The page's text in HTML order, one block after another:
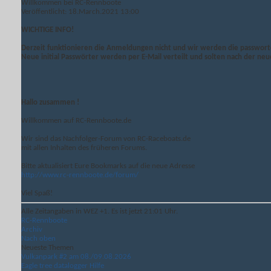
Willkommen bei RC-Rennboote
Veröffentlicht: 18.March.2021 13:00
WICHTIGE INFO!
Derzeit funktionieren die Anmeldungen nicht und wir werden die
Neue initial Passwörter werden per E-Mail verteilt und solten nach der
Hallo zusammen !
Willkommen auf RC-Rennboote.de
Wir sind das Nachfolger-Forum von RC-Raceboats.de
mit allen Inhalten des früheren Forums.
Bitte aktualisiert Eure Bookmarks auf die neue Adresse
http://www.rc-rennboote.de/forum/
Viel Spaß!
Alle Zeitangaben in WEZ +1. Es ist jetzt 21:01 Uhr.
RC-Rennboote
Archiv
Nach oben
Neueste Themen
Vulkanpark #2 am 08./09.08.2026
Eagle tree datalogger Hilfe